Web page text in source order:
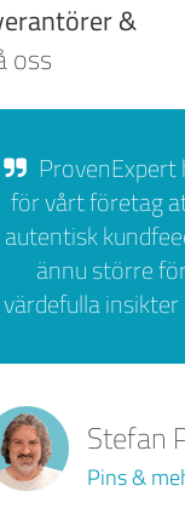
&
oss
möjligt
samla in
skapar
ger
KG